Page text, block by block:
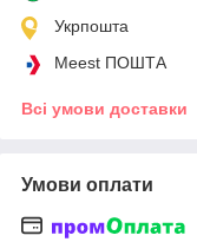
Укрпошта
Meest ПОШТА
Всі умови доставки
Умови оплати